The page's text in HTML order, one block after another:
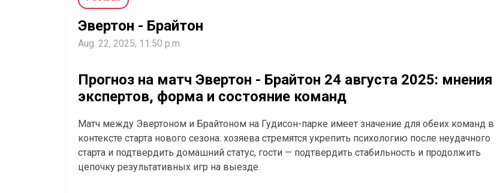
Эвертон - Брайтон
Aug. 22, 2025, 11:50 p.m.
Прогноз на матч Эвертон - Брайтон 24 августа 2025: мнения
экспертов, форма и состояние команд
Матч между Эвертоном и Брайтоном на Гудисон-парке имеет значение для обеих команд в
контексте старта нового сезона: хозяева стремятся укрепить психологию после неудачного
старта и подтвердить домашний статус, гости — подтвердить стабильность и продолжить
цепочку результативных игр на выезде.